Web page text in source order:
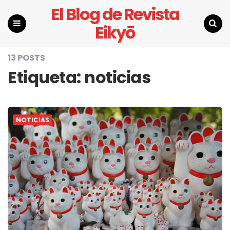
El Blog de Revista
Eikyō
13 POSTS
Etiqueta: noticias
NOTICIAS